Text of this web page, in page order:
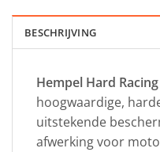
BESCHRIJVING
Hempel Hard
hoogwaardige,
uitstekende
afwerking voor